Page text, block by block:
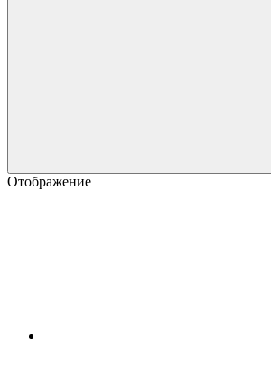
Отображение